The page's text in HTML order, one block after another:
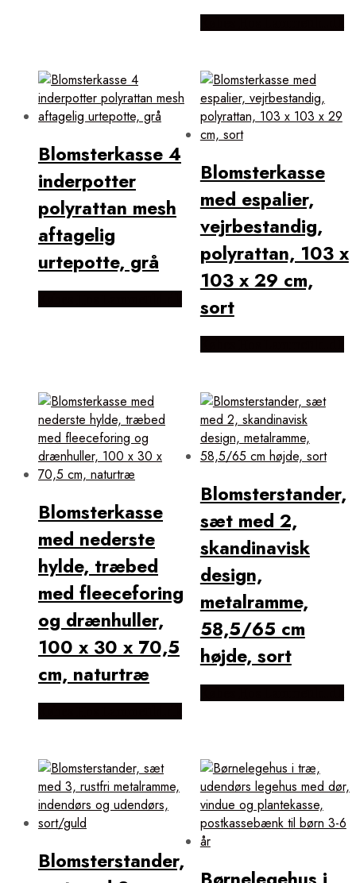
Blomsterkasse 4
inderpotter
polyrattan mesh
aftagelig
urtepotte, grå
Blomsterkasse
med espalier,
vejrbestandig,
polyrattan, 103 x
103 x 29 cm,
sort
Blomsterkasse
med nederste
hylde, træbed
med fleeceforing
og drænhuller,
100 x 30 x 70,5
cm, naturtræ
Blomsterstander,
sæt med 2,
skandinavisk
design,
metalramme,
58,5/65 cm
højde, sort
Blomsterstander,